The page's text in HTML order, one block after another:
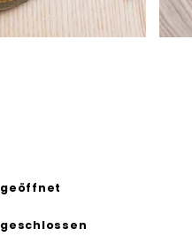
geöffnet
geschlossen